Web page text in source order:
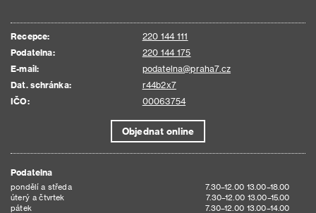
Recepce:
220 144 111
Podatelna:
220 144 175
E-mail:
podatelna@praha7.cz
Dat. schránka:
r44b2x7
IČO:
00063754
Objednat online
Podatelna
pondělí a středa
7.30–12.00 13.00–18.00
úterý a čtvrtek
7.30–12.00 13.00–15.00
pátek
7.30–12.00 13.00–14.00